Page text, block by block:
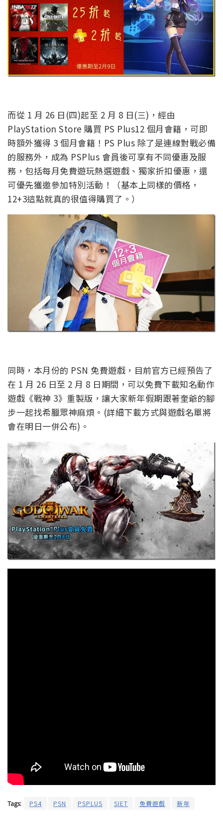
而從 1 月 26 日(四)起至 2 月 8 日(三)，經由
PlayStation Store 購買 PS Plus12 個月會籍，可即
時額外獲得 3 個月會籍！PS Plus 除了是連線對戰必備
的服務外，成為 PSPlus 會員後可享有不同優惠及服
務，包括每月免費遊玩熱選遊戲、獨家折扣優惠，還
可優先獲邀參加特別活動！（基本上同樣的價格，
12+3這點就真的很值得購買了。）
同時，本月份的 PSN 免費遊戲，目前官方已經預告了
在 1 月 26 日至 2 月 8 日期間，可以免費下載知名動作
遊戲《戰神 3》重製版，讓大家新年假期跟著奎爺的腳
步一起找希臘眾神麻煩。(詳細下載方式與遊戲名單將
會在明日一併公布)。
Tags: PS4 PSN PSPLUS SIET 免費遊戲 新年